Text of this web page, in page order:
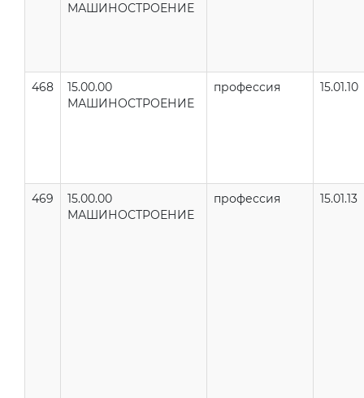
МАШИНОСТРОЕНИЕ
468
15.00.00
МАШИНОСТРОЕНИЕ
профессия 15.01.10
469
15.00.00
МАШИНОСТРОЕНИЕ
профессия 15.01.13